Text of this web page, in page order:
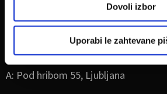
Dovoli izbor
Uporabi le zahtevane
E: info@free-ability.com
T: +386 31 342 221
A: Pod hribom 55, Ljubljana